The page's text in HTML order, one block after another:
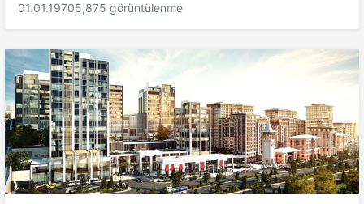
01.01.19705,875 görüntülenme